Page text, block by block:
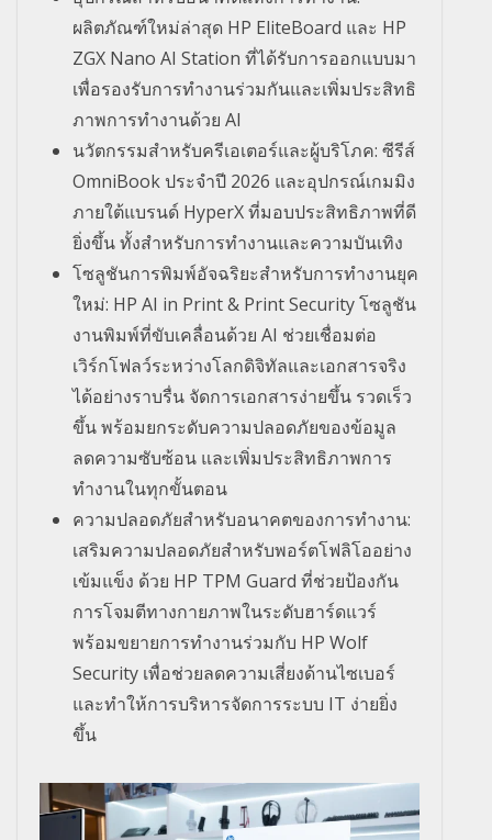
ผลิตภัณฑ์ใหม่ล่าสุด HP EliteBoard และ HP
ZGX Nano AI Station ที่ได้รับการออกแบบมา
เพื่อรองรับการทำงานร่วมกันและเพิ่มประสิทธิ
ภาพการทำงานด้วย AI
นวัตกรรมสำหรับครีเอเตอร์และผู้บริโภค: ซีรีส์
OmniBook ประจำปี 2026 และอุปกรณ์เกมมิง
ภายใต้แบรนด์ HyperX ที่มอบประสิทธิภาพที่ดี
ยิ่งขึ้น ทั้งสำหรับการทำงานและความบันเทิง
โซลูชันการพิมพ์อัจฉริยะสำหรับการทำงานยุค
ใหม่: HP AI in Print & Print Security โซลูชัน
งานพิมพ์ที่ขับเคลื่อนด้วย AI ช่วยเชื่อมต่อ
เวิร์กโฟลว์ระหว่างโลกดิจิทัลและเอกสารจริง
ได้อย่างราบรื่น จัดการเอกสารง่ายขึ้น รวดเร็ว
ขึ้น พร้อมยกระดับความปลอดภัยของข้อมูล
ลดความซับซ้อน และเพิ่มประสิทธิภาพการ
ทำงานในทุกขั้นตอน
ความปลอดภัยสำหรับอนาคตของการทำงาน:
เสริมความปลอดภัยสำหรับพอร์ตโฟลิโออย่าง
เข้มแข็ง ด้วย HP TPM Guard ที่ช่วยป้องกัน
การโจมตีทางกายภาพในระดับฮาร์ดแวร์
พร้อมขยายการทำงานร่วมกับ HP Wolf
Security เพื่อช่วยลดความเสี่ยงด้านไซเบอร์
และทำให้การบริหารจัดการระบบ IT ง่ายยิ่ง
ขึ้น